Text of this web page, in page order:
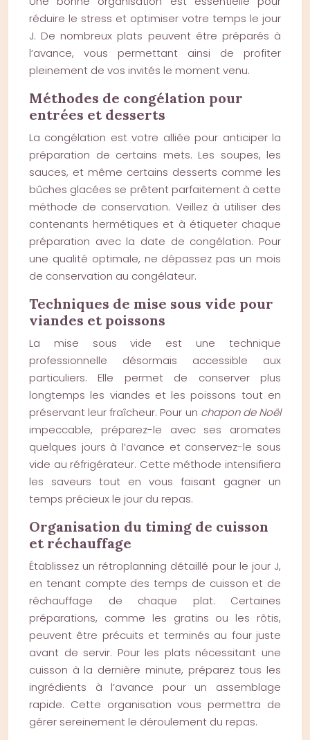
réduire le stress et optimiser votre temps le jour
J. De nombreux plats peuvent être préparés à
l’avance, vous permettant ainsi de profiter
pleinement de vos invités le moment venu.
Méthodes de congélation pour
entrées et desserts
La congélation est votre alliée pour anticiper la
préparation de certains mets. Les soupes, les
sauces, et même certains desserts comme les
bûches glacées se prêtent parfaitement à cette
méthode de conservation. Veillez à utiliser des
contenants hermétiques et à étiqueter chaque
préparation avec la date de congélation. Pour
une qualité optimale, ne dépassez pas un mois
de conservation au congélateur.
Techniques de mise sous vide pour
viandes et poissons
La mise sous vide est une technique
professionnelle désormais accessible aux
particuliers. Elle permet de conserver plus
longtemps les viandes et les poissons tout en
préservant leur fraîcheur. Pour un chapon de Noël
impeccable, préparez-le avec ses aromates
quelques jours à l’avance et conservez-le sous
vide au réfrigérateur. Cette méthode intensifiera
les saveurs tout en vous faisant gagner un
temps précieux le jour du repas.
Organisation du timing de cuisson
et réchauffage
Établissez un rétroplanning détaillé pour le jour J,
en tenant compte des temps de cuisson et de
réchauffage de chaque plat. Certaines
préparations, comme les gratins ou les rôtis,
peuvent être précuits et terminés au four juste
avant de servir. Pour les plats nécessitant une
cuisson à la dernière minute, préparez tous les
ingrédients à l’avance pour un assemblage
rapide. Cette organisation vous permettra de
gérer sereinement le déroulement du repas.